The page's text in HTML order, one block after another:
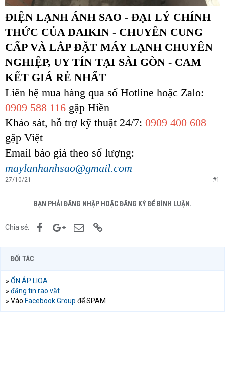
ĐIỆN LẠNH ÁNH SAO - ĐẠI LÝ CHÍNH
THỨC CỦA DAIKIN - CHUYÊN CUNG
CẤP VÀ LẮP ĐẶT MÁY LẠNH CHUYÊN
NGHIỆP, UY TÍN TẠI SÀI GÒN - CAM
KẾT GIÁ RẺ NHẤT
Liên hệ mua hàng qua số Hotline hoặc Zalo:
0909 588 116 gặp Hiền
Khảo sát, hỗ trợ kỹ thuật 24/7: 0909 400 608
gặp Việt
Email báo giá theo số lượng:
maylanhanhsao@gmail.com
27/10/21 #1
BẠN PHẢI ĐĂNG NHẬP HOẶC ĐĂNG KÝ ĐỂ BÌNH LUẬN.
Chia sẻ: FacebookGoogle+Email
ĐỐI TÁC
» ỔN ÁP LIOA
» đăng tin rao vặt
» Vào Facebook Group để SPAM